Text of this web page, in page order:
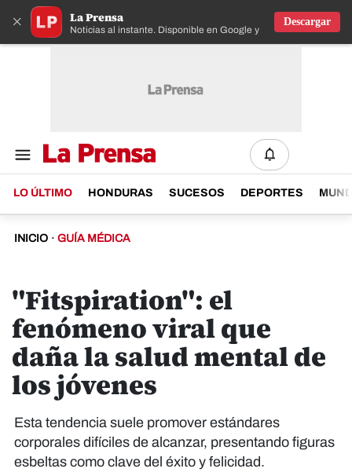
× La Prensa
Noticias al instante. Disponible en Google y IOS
Descargar
LO ÚLTIMO HONDURAS SUCESOS DEPORTES
INICIO · GUÍA MÉDICA
"Fitspiration": el
fenómeno viral que
daña la salud mental de
los jóvenes
Esta tendencia suele promover estándares
corporales difíciles de alcanzar, presentando figuras
esbeltas como clave del éxito y felicidad.